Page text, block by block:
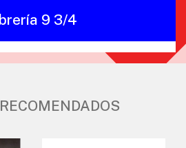
9 3/4